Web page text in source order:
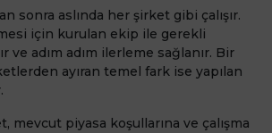
sonra aslında her şirket gibi çalışır.
için kurulan ekip ile gerekli
ve adım adım ilerleme sağlanır. Bir
ayıran temel fark ise yapılan
mevcut piyasa koşullarına ve çalışma